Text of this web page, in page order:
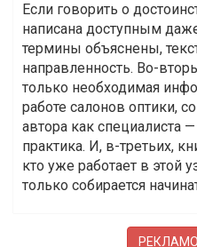
Если говорить о
написана доступным
термины объяснены,
направленность. Во-
только необходимая
работе салонов оптики,
автора как специалиста
практика. И, в-третьих,
кто уже работает в этой
только собирается